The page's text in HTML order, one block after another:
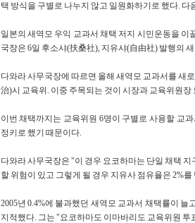
택 방식을 구별로 나누지 않고 일원화하기로 했다.
일본의 새역모 우익 교과서 채택 저지 시민운동을
국장은 6일 후소샤(扶桑社), 지유샤(自由社) 발행의
다와라 사무국장에 따르면 올해 새역모 교과서를 새
治)시 교육위. 이중 주목되는 것이 시장과 교육위원
이번 채택까지는 교육위원 6명이 구별로 사용할 교
정키로 했기 때문이다.
다와라 사무국장은 "이 경우 요코하마는 단일 채택
할 위험이 있고 그렇게 될 경우 지유사 점유율은 2%
2005년 0.4%에 불과했던 새역모 교과서 채택률이
지적했다. 그는 "요코하마도 이마바리도 교육위원 투